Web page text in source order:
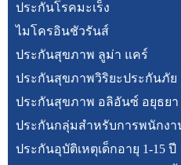
ประกันโรคมะเร็ง
ไมโครอินชัวรันส์
ประกันสุขภาพ ลูม่า แคร์
ประกันสุขภาพวิริยะประกันภัย
ประกันสุขภาพ อลิอันซ์ อยุธยา
ประกันกลุ่มสำหรับการพนักงา
ประกันอุบัติเหตุเด็กอายุ 1-15 ปี